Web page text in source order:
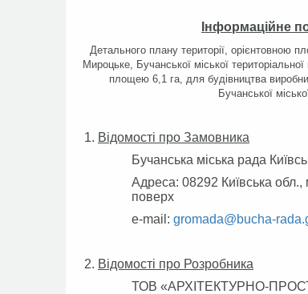
Інформаційне
Детального плану території, орієнтовною
Мироцьке, Бучанської міської
площею 6,1 га, для будівництва
Бучанської
Відомості про Замовника
Бучанська міська рада
Адреса: 08292 Київська обл.,
поверх
e-mail: gromada@bucha-
Відомості про Розробника
ТОВ «АРХІТЕКТУРНО-